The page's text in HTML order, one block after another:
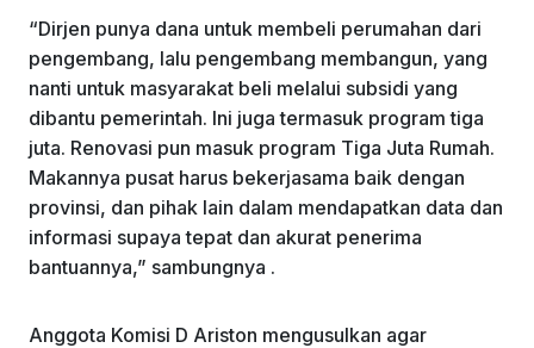
“Dirjen punya dana untuk membeli perumahan dari
pengembang, lalu pengembang membangun, yang
nanti untuk masyarakat beli melalui subsidi yang
dibantu pemerintah. Ini juga termasuk program tiga
juta. Renovasi pun masuk program Tiga Juta Rumah.
Makannya pusat harus bekerjasama baik dengan
provinsi, dan pihak lain dalam mendapatkan data dan
informasi supaya tepat dan akurat penerima
bantuannya,” sambungnya .
Anggota Komisi D Ariston mengusulkan agar